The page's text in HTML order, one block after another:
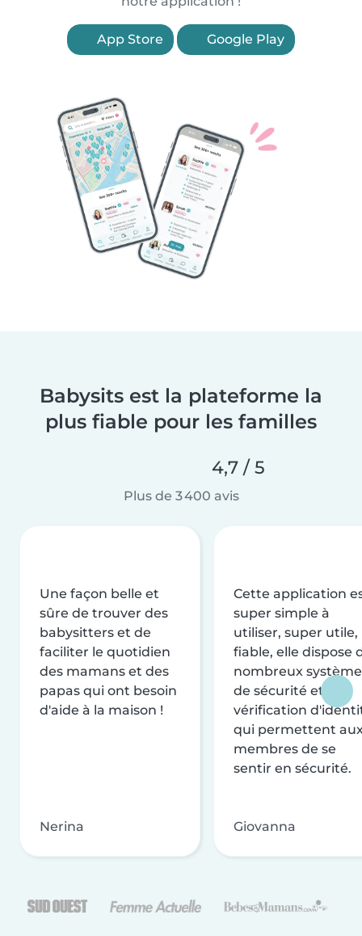
App Store Google Play
Babysits est la plateforme la
plus fiable pour les familles
4,7 / 5
Plus de 3 400 avis
Une façon belle et
sûre de trouver des
babysitters et de
faciliter le quotidien
des mamans et des
papas qui ont besoin
d'aide à la maison !
Nerina
Cette application
super simple à
utiliser, super utile,
fiable, elle dispose
nombreux
de sécurité et de
vérification
qui permettent
membres de se
sentir en sécurité.
Giovanna